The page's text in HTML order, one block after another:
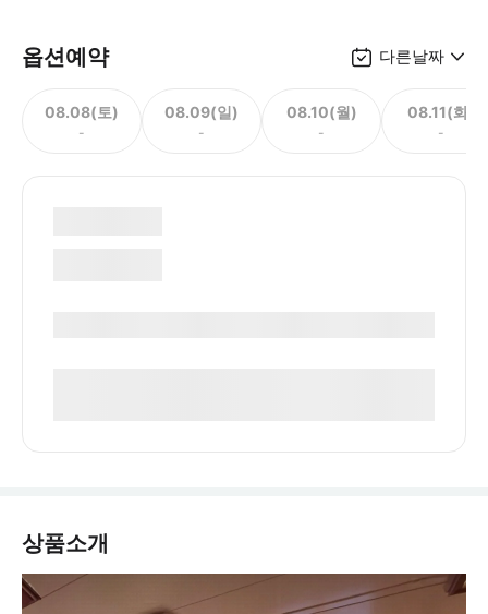
옵션예약 다른날짜
08.08(토)
-
08.09(일)
-
08.10(월)
-
08.11(화)
-
상품소개